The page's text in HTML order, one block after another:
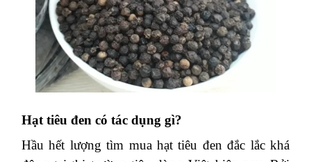
Hạt tiêu đen có tác dụng gì?
Hầu hết lượng tìm mua hạt tiêu đen đắc lắc khá